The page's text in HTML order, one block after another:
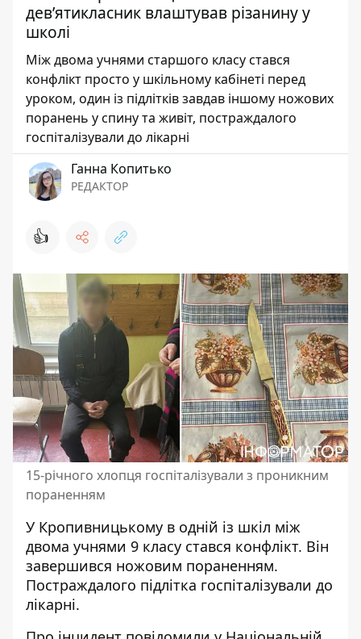
девʼятикласник влаштував різанину у
школі
Між двома учнями старшого класу стався
конфлікт просто у шкільному кабінеті перед
уроком, один із підлітків завдав іншому ножових
поранень у спину та живіт, постраждалого
госпіталізували до лікарні
Ганна Копитько
РЕДАКТОР
👍
15-річного хлопця госпіталізували з проникним
пораненням
У Кропивницькому в одній із шкіл між
двома учнями 9 класу стався конфлікт. Він
завершився ножовим пораненням.
Постраждалого підлітка госпіталізували до
лікарні.